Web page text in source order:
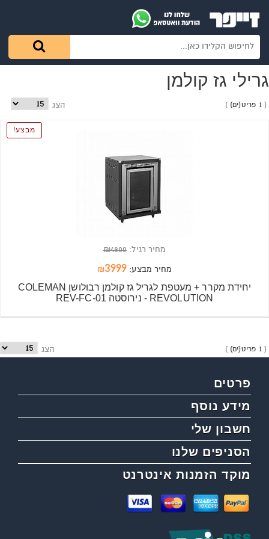
גרילי גז קולמן
1 פריט(ים) הצג
מחיר רגיל: ₪4800
מחיר מבצע: ₪3999
יחידת מקרר + מעטפת לגריל גז קולמן רבולושן COLEMAN
REVOLUTION - נירוסטה REV-FC-01
מבצע
1 פריט(ים) הצג
פרטים
מידע נוסף
חשבון שלי
הסניפים שלנו
מוקד הזמנות אינטרנט